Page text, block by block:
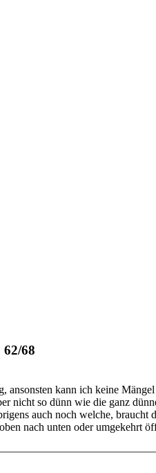
62/68
ansonsten kann ich keine
nicht so dünn wie die ganz
auch noch welche, braucht
nach unten oder umgekehrt